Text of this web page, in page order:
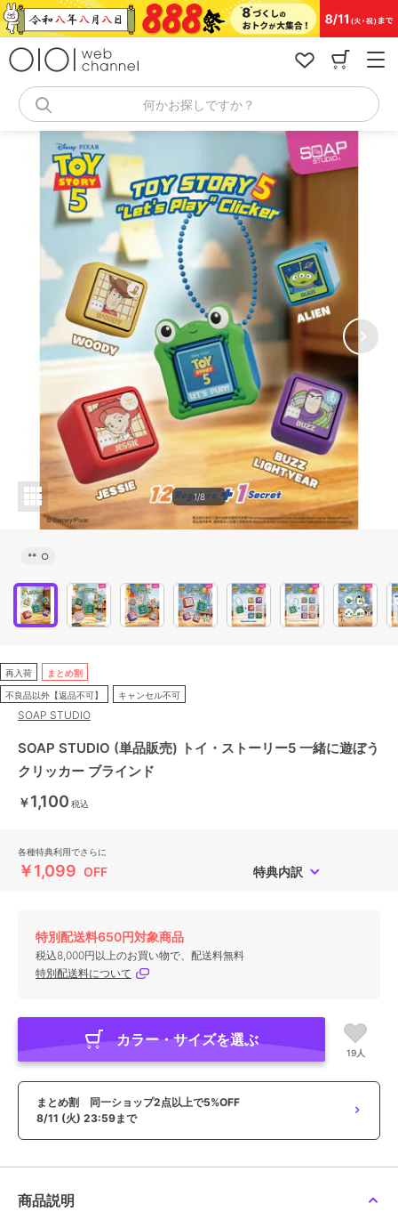
コ
ン
何かお探しですか？
1/8
** ○
再入荷 まとめ割
不良品以外【返品不可】 キャンセル不可
SOAP STUDIO
SOAP STUDIO (単品販売) トイ・ストーリー5 一緒に遊ぼう
クリッカー ブラインド
￥1,100 税込
各種特典利用でさらに
￥1,099 OFF 特典内訳
特別配送料650円対象商品
税込8,000円以上のお買い物で、配送料無料
特別配送料について
カラー・サイズを選ぶ
19人
まとめ割 同一ショップ2点以上で5%OFF
8/11 (火) 23:59まで
商品説明